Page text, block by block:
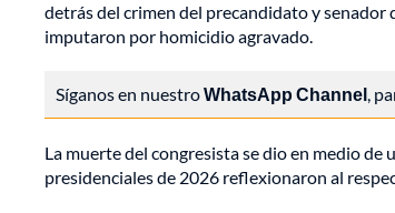
detrás del crimen del precandidato y
imputaron por homicidio agravado.
Síganos en nuestroWhatsApp Channel,
La muerte del congresista se dio en medio
presidenciales de 2026 reflexionaron al